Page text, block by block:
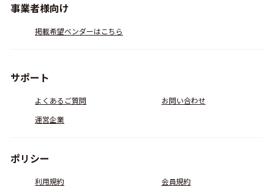
事業者様向け
掲載希望ベンダーはこちら
サポート
よくあるご質問
お問い合わせ
運営企業
ポリシー
利用規約 会員規約